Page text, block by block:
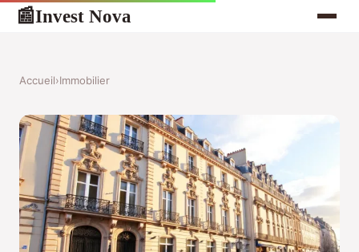
📰Invest Nova
Accueil›Immobilier